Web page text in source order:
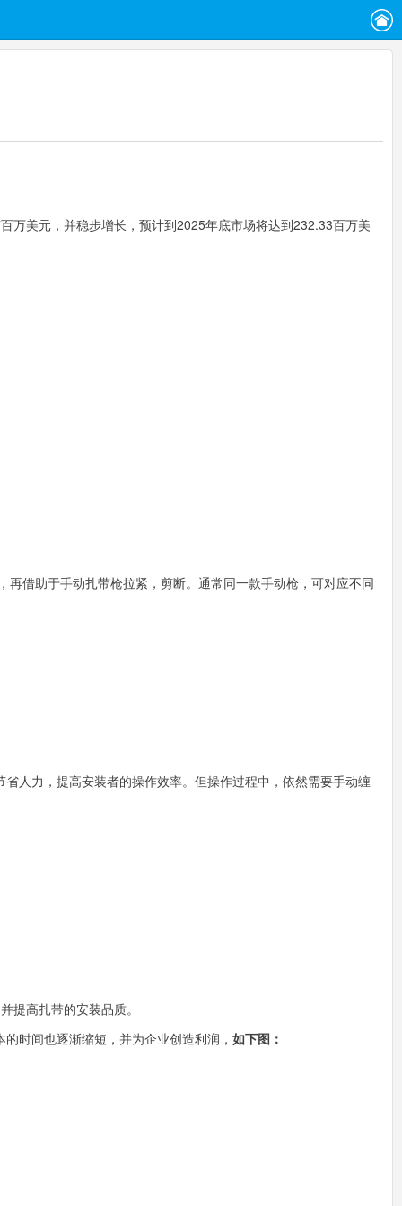
万美元，并稳步增长，预计到2025年底市场将达到232.33百万美
借助于手动扎带枪拉紧，剪断。通常同一款手动枪，可对应不同
人力，提高安装者的操作效率。但操作过程中，依然需要手动缠
提高扎带的安装品质。
时间也逐渐缩短，并为企业创造利润， 如下图：